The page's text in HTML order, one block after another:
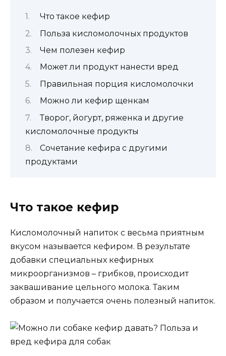
Что такое кефир
Польза кисломолочных продуктов
Чем полезен кефир
Может ли продукт нанести вред
Правильная порция кисломолочки
Можно ли кефир щенкам
Творог, йогурт, ряженка и другие
кисломолочные продукты
Сочетание кефира с другими
продуктами
Что такое кефир
Кисломолочный напиток с весьма приятным
вкусом называется кефиром. В результате
добавки специальных кефирных
микроорганизмов – грибков, происходит
заквашивание цельного молока. Таким
образом и получается очень полезный напиток.